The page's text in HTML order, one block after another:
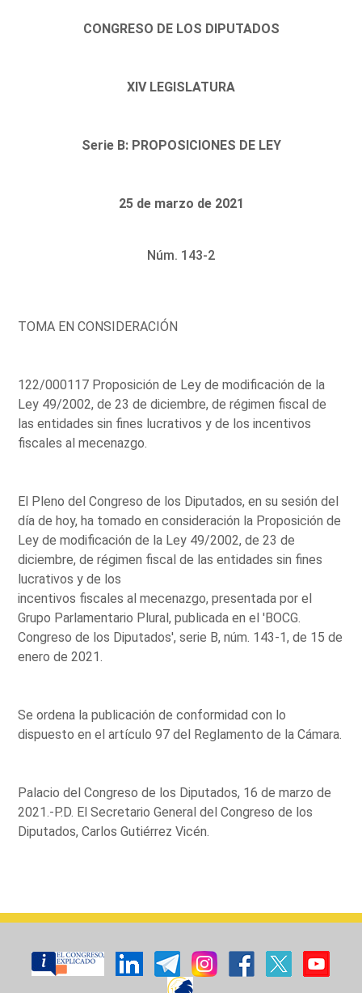
CONGRESO DE LOS DIPUTADOS
XIV LEGISLATURA
Serie B: PROPOSICIONES DE LEY
25 de marzo de 2021
Núm. 143-2
TOMA EN CONSIDERACIÓN
122/000117 Proposición de Ley de modificación de la
Ley 49/2002, de 23 de diciembre, de régimen fiscal de
las entidades sin fines lucrativos y de los incentivos
fiscales al mecenazgo.
El Pleno del Congreso de los Diputados, en su sesión del
día de hoy, ha tomado en consideración la Proposición de
Ley de modificación de la Ley 49/2002, de 23 de
diciembre, de régimen fiscal de las entidades sin fines
lucrativos y de los
incentivos fiscales al mecenazgo, presentada por el
Grupo Parlamentario Plural, publicada en el 'BOCG.
Congreso de los Diputados', serie B, núm. 143-1, de 15 de
enero de 2021.
Se ordena la publicación de conformidad con lo
dispuesto en el artículo 97 del Reglamento de la Cámara.
Palacio del Congreso de los Diputados, 16 de marzo de
2021.-P.D. El Secretario General del Congreso de los
Diputados, Carlos Gutiérrez Vicén.